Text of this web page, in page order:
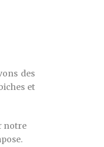
des
et
notre